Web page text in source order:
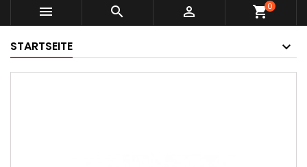
   shopping_cart0
STARTSEITE